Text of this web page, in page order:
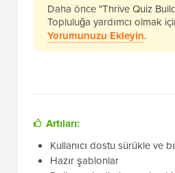
Daha önce "Thrive Quiz
Topluluğa yardımcı olmak
Yorumunuzu Ekleyin.
Artıları:
Kullanıcı dostu sürükle ve
Hazır şablonlar